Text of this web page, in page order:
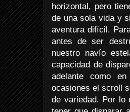
horizontal, pero
de una sola vida y
aventura difícil.
antes de ser
nuestro navío
capacidad de
adelante como
ocasiones el scroll
de variedad. Por lo